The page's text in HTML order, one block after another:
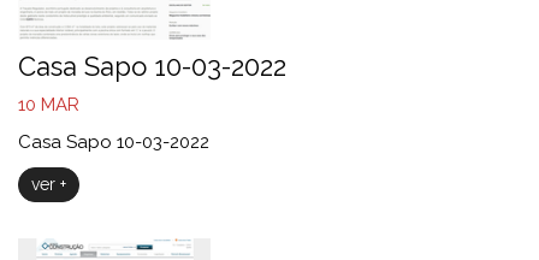
Casa Sapo 10-03-2022
10 MAR
Casa Sapo 10-03-2022
ver +